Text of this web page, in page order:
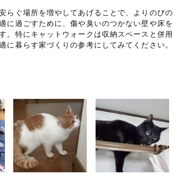
らぐ場所を増やしてあげることで、よりのびの
に過ごすために、傷や臭いのつかない壁や床を
。特にキャットウォークは収納スペースと併用
に暮らす家づくりの参考にしてみてください。